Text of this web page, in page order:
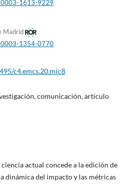
1613-9229
Madrid
1354-0770
c4.emcs.20.mic8
comunicación, artículo
actual concede a la edición de
dinámica del impacto y las métricas